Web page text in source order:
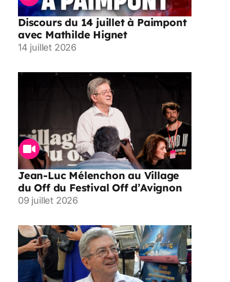
Discours du 14 juillet à Paimpont
avec Mathilde Hignet
14 juillet 2026
Jean-Luc Mélenchon au Village
du Off du Festival Off d’Avignon
09 juillet 2026